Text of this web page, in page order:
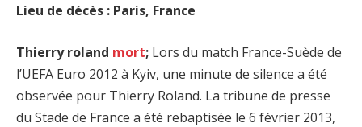
Lieu de décès : Paris, France
Thierry roland mort; Lors du match France-Suède de
l’UEFA Euro 2012 à Kyiv, une minute de silence a été
observée pour Thierry Roland. La tribune de presse
du Stade de France a été rebaptisée le 6 février 2013,